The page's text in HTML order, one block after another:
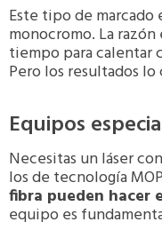
Este tipo de marcado
monocromo. La
tiempo para calentar
Pero los resultados
Equipos
Necesitas un láser
los de tecnología
fibra pueden hacer
equipo es